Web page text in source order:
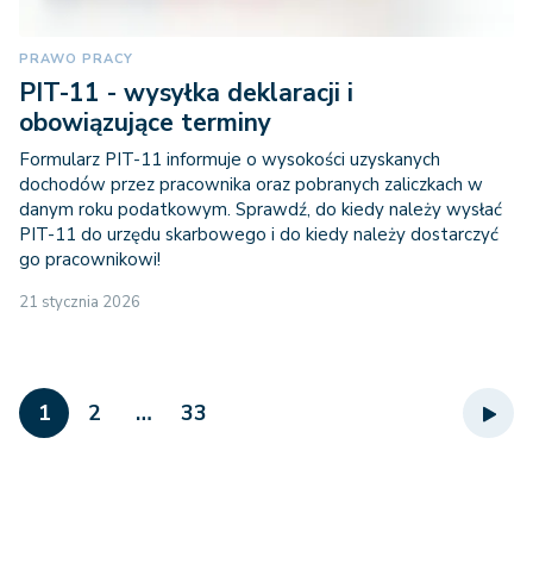
PRAWO PRACY
PIT-11 - wysyłka deklaracji i
obowiązujące terminy
Formularz PIT-11 informuje o wysokości uzyskanych
dochodów przez pracownika oraz pobranych zaliczkach w
danym roku podatkowym. Sprawdź, do kiedy należy wysłać
PIT-11 do urzędu skarbowego i do kiedy należy dostarczyć
go pracownikowi!
21 stycznia 2026
1 2 … 33